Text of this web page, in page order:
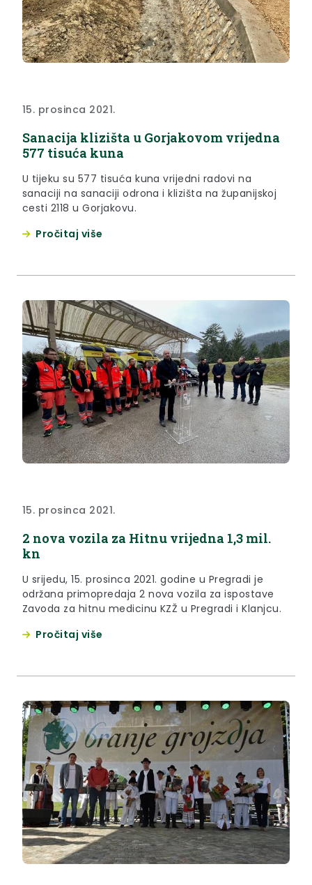
15. prosinca 2021.
Sanacija klizišta u Gorjakovom vrijedna
577 tisuća kuna
U tijeku su 577 tisuća kuna vrijedni radovi na
sanaciji na sanaciji odrona i klizišta na županijskoj
cesti 2118 u Gorjakovu.
Pročitaj više
15. prosinca 2021.
2 nova vozila za Hitnu vrijedna 1,3 mil.
kn
U srijedu, 15. prosinca 2021. godine u Pregradi je
održana primopredaja 2 nova vozila za ispostave
Zavoda za hitnu medicinu KZŽ u Pregradi i Klanjcu.
Pročitaj više